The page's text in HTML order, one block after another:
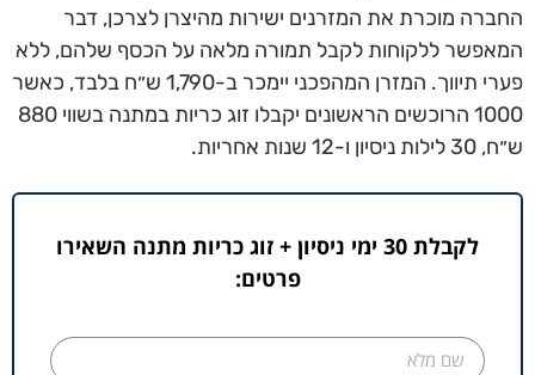
החברה מוכרת את המזרנים ישירות מהיצרן לצרכן, דבר
המאפשר ללקוחות לקבל תמורה מלאה על הכסף שלהם, ללא
פערי תיווך. המזרן המהפכני יימכר ב-1,790 ש״ח בלבד, כאשר
1000 הרוכשים הראשונים יקבלו זוג כריות במתנה בשווי 880
ש״ח, 30 לילות ניסיון ו-12 שנות אחריות.
לקבלת 30 ימי ניסיון + זוג כריות מתנה השאירו
פרטים: